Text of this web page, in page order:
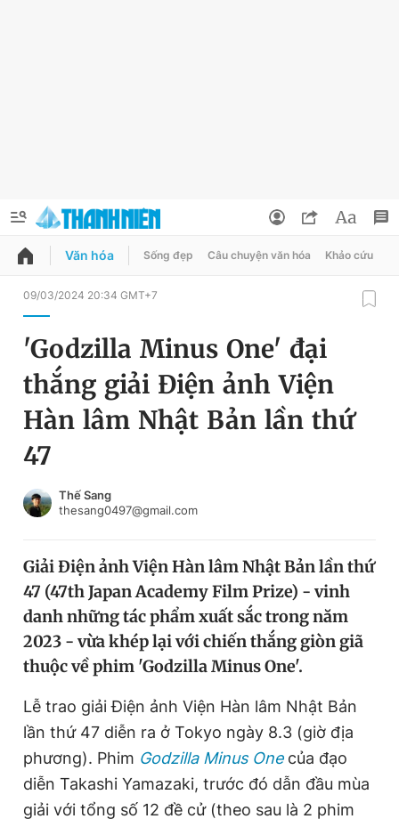
QUẢNG CÁO
Chuyên mục
Chuyên mục khác
Chào ngày mới
Tin thị trường
Video Magazine
Sản phẩm khác
Tiện ích Bạn cần biết
Thông tin tòa soạn Liên hệ quảng cáo
Đổi mật khẩu
Tin đã lưu
Đăng xuất
Văn hóa Sống đẹp Câu chuyện văn hóa Khảo cứu
09/03/2024 20:34 GMT+7
'Godzilla Minus One' đại
thắng giải Điện ảnh Viện
Hàn lâm Nhật Bản lần thứ
47
Thế Sang
thesang0497@gmail.com
Giải Điện ảnh Viện Hàn lâm Nhật Bản lần thứ
47 (47th Japan Academy Film Prize) - vinh
danh những tác phẩm xuất sắc trong năm
2023 - vừa khép lại với chiến thắng giòn giã
thuộc về phim 'Godzilla Minus One'.
Lễ trao giải Điện ảnh Viện Hàn lâm Nhật Bản
lần thứ 47 diễn ra ở Tokyo ngày 8.3 (giờ địa
phương). Phim Godzilla Minus Onecủa đạo
diễn Takashi Yamazaki, trước đó dẫn đầu mùa
giải với tổng số 12 đề cử (theo sau là 2 phim